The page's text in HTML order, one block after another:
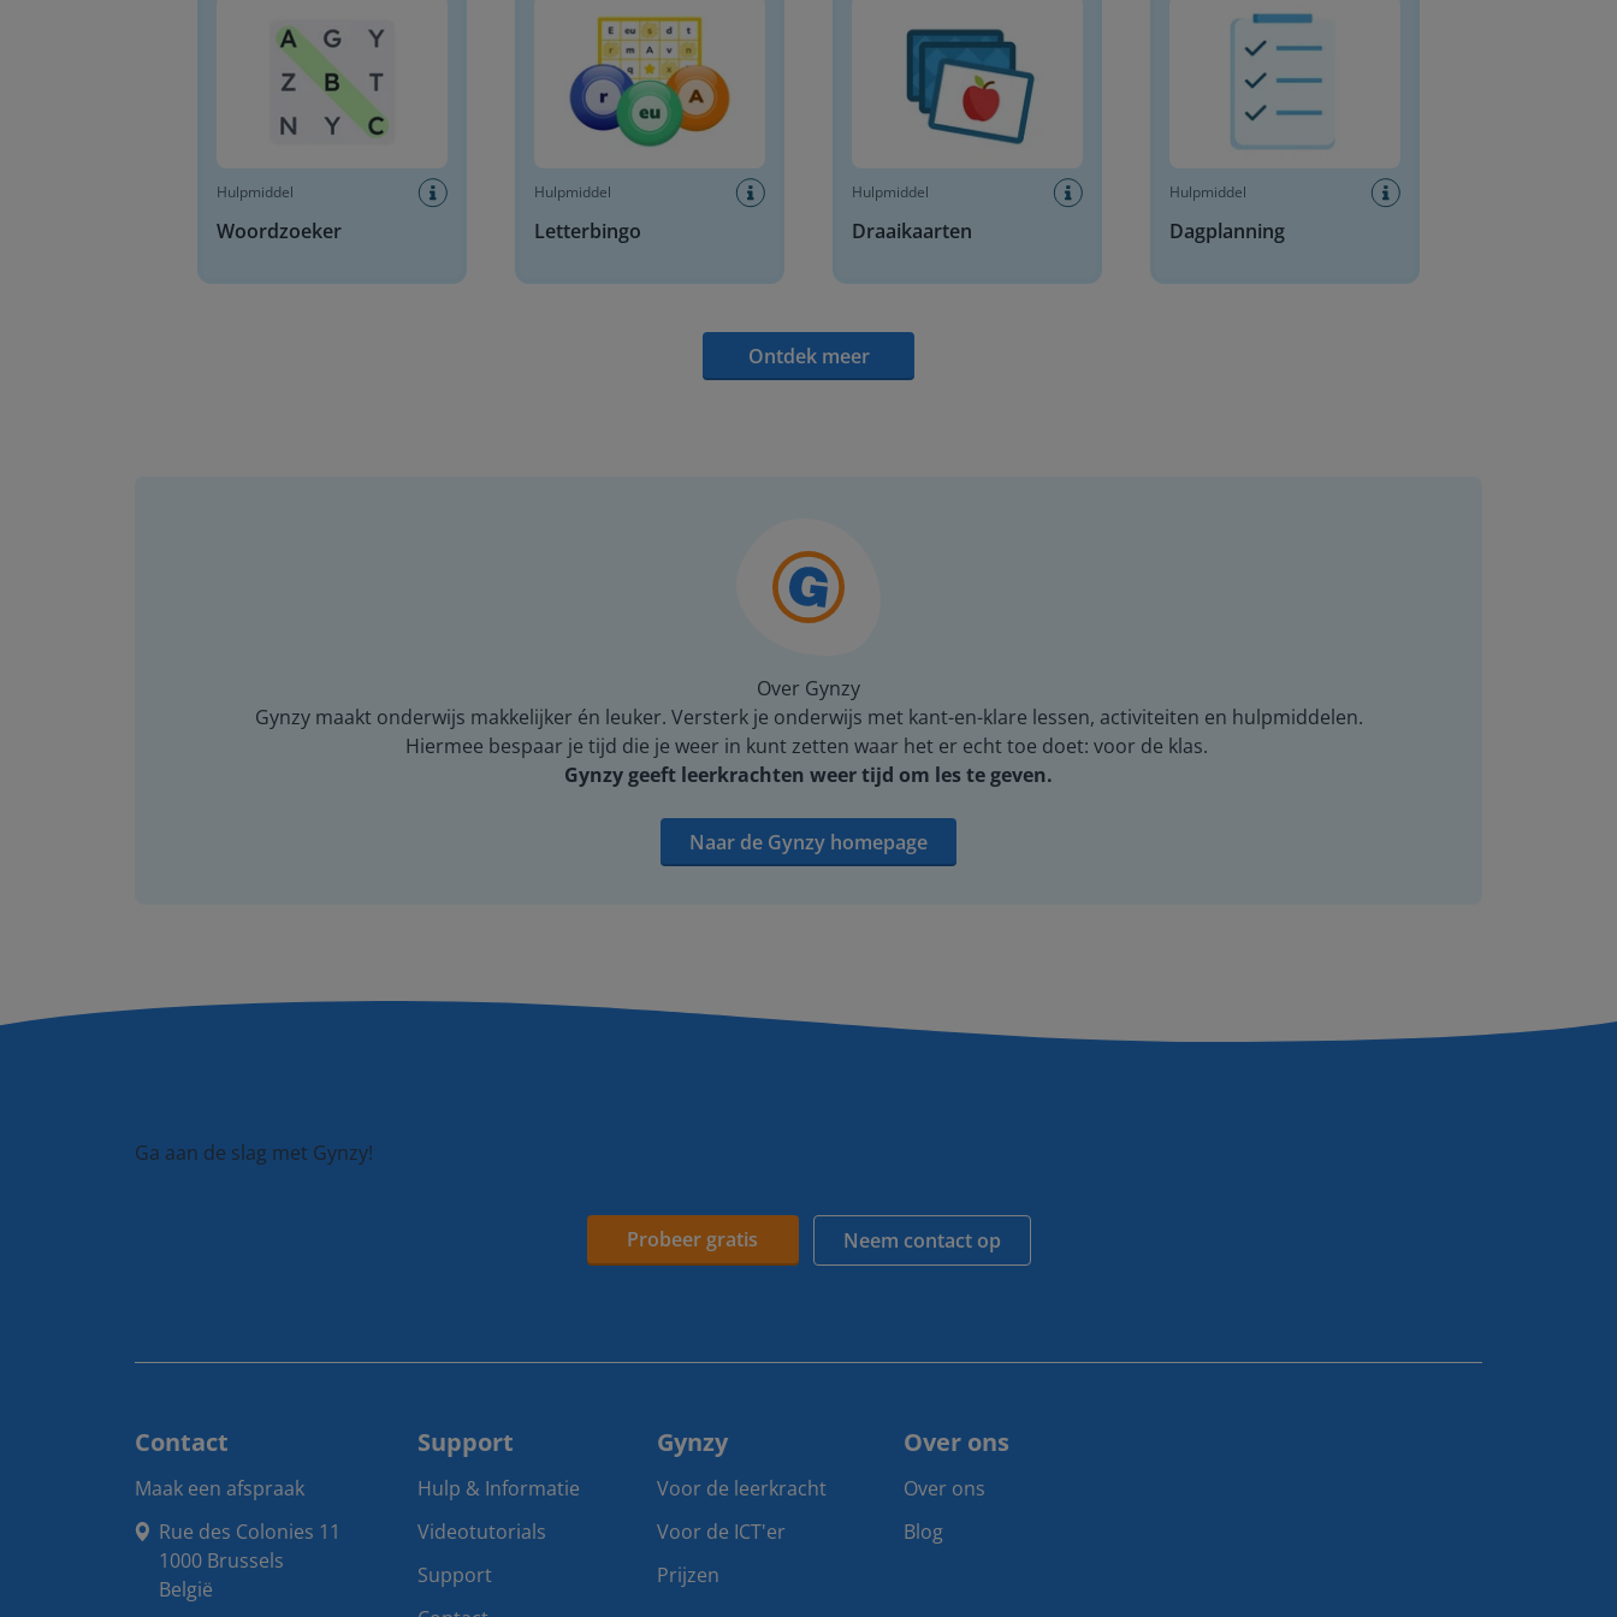
Hulpmiddel
Woordzoeker
Hulpmiddel
Letterbingo
Hulpmiddel
Draaikaarten
Hulpmiddel
Dagplanning
Ontdek meer
Over Gynzy
Gynzy maakt onderwijs makkelijker én leuker. Versterk je onderwijs met kant-en-klare lessen, activiteiten en hulpmiddelen.
Hiermee bespaar je tijd die je weer in kunt zetten waar het er echt toe doet: voor de klas.
Gynzy geeft leerkrachten weer tijd om les te geven.
Naar de Gynzy homepage
Ga aan de slag met Gynzy!
Probeer gratis Neem contact op
Contact
Maak een afspraak
Rue des Colonies 11
1000 Brussels
België
Support
Hulp & Informatie
Videotutorials
Support
Gynzy
Voor de leerkracht
Voor de ICT'er
Prijzen
Over ons
Over ons
Blog